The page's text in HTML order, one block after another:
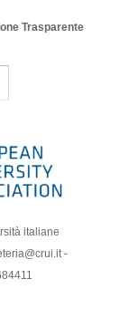
Trasparente
italiane
-